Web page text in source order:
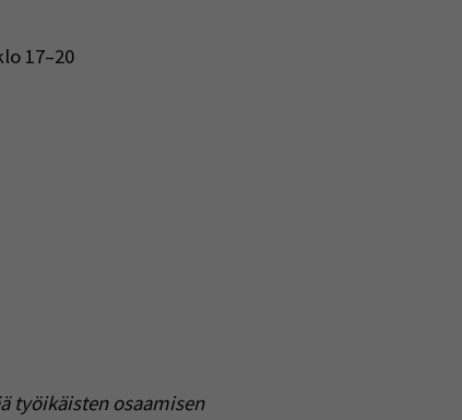
17–20
työikäisten osaamisen